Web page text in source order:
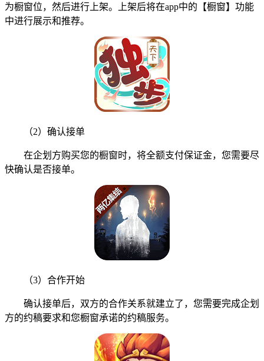
为橱窗位，然后进行上架。上架后将在app中的【橱窗】功能
中进行展示和推荐。
（2）确认接单
在企划方购买您的橱窗时，将全额支付保证金，您需要尽
快确认是否接单。
（3）合作开始
确认接单后，双方的合作关系就建立了，您需要完成企划
方的约稿要求和您橱窗承诺的约稿服务。